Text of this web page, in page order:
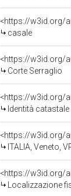
<https://w3id.org/
casale
<https://w3id.org/
Corte Serraglio
<https://w3id.org/
Identità
<https://w3id.org/
ITALIA, Veneto,
<https://w3id.org/
Localizzazione